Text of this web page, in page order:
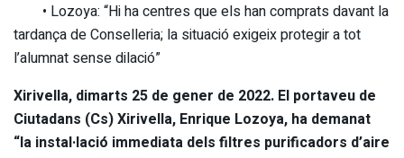
• Lozoya: “Hi ha centres que els han comprats davant la
tardança de Conselleria; la situació exigeix protegir a tot
l’alumnat sense dilació”
Xirivella, dimarts 25 de gener de 2022. El portaveu de
Ciutadans (Cs) Xirivella, Enrique Lozoya, ha demanat
“la instal·lació immediata dels filtres purificadors d’aire